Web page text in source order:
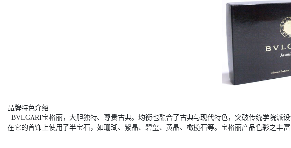
品牌特色介绍
BVLGARI宝格丽，大胆独特、尊贵古典。均衡也融合了古典与现代特色，突破传统学院派
在它的首饰上使用了半宝石，如珊瑚、紫晶、碧玺、黄晶、橄榄石等。宝格丽产品色彩之丰富